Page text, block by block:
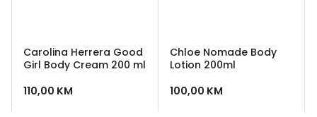
Carolina Herrera Good
Girl Body Cream 200 ml
110,00 KM
Chloe Nomade Body
Lotion 200ml
100,00 KM